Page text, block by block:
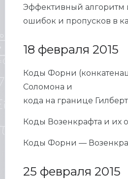
Эффективный алгоритм
ошибок и пропусков в
18 февраля 2015
Коды Форни
Соломона и
кода на границе
Коды Возенкрафта и их
Коды Форни —
25 февраля 2015